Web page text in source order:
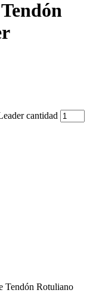
cantidad
Tendón Rotuliano